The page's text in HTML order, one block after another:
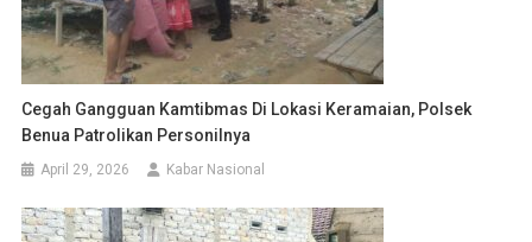
Cegah Gangguan Kamtibmas Di Lokasi Keramaian, Polsek
Benua Patrolikan Personilnya
April 29, 2026 Kabar Nasional